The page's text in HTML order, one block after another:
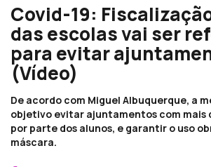
Covid-19:
das escolas vai ser
para evitar
(Vídeo)
De acordo com Miguel Albuquerque, a
objetivo evitar ajuntamentos com mais
por parte dos alunos, e garantir o uso
máscara.